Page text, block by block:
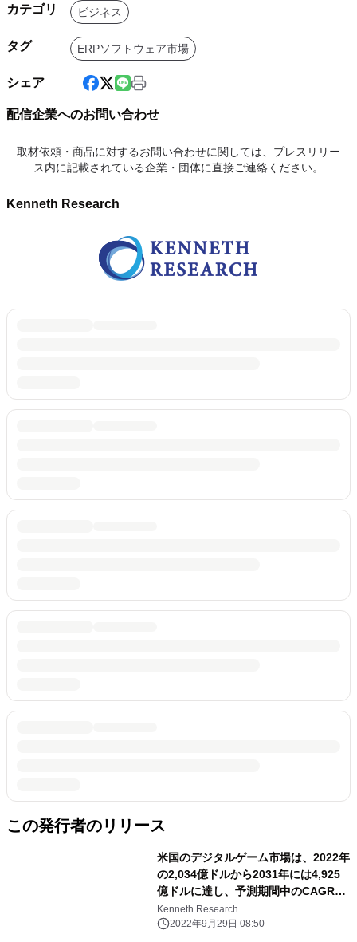
カテゴリ ビジネス
タグ ERPソフトウェア市場
シェア
配信企業へのお問い合わせ
取材依頼・商品に対するお問い合わせに関しては、プレスリリー
ス内に記載されている企業・団体に直接ご連絡ください。
Kenneth Research
この発行者のリリース
米国のデジタルゲーム市場は、2022年
の2,034億ドルから2031年には4,925
億ドルに達し、予測期間中のCAGRは
3.4%で推移
Kenneth Research
2022年9月29日 08:50